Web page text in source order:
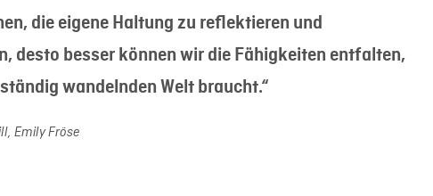
die eigene Haltung zu reflektieren und
desto besser können wir die Fähigkeiten entfalten,
wandelnden Welt braucht.“
Emily Fröse